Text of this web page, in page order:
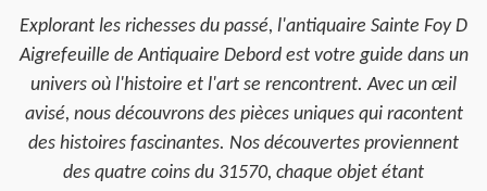
Explorant les richesses du passé, l'antiquaire Sainte Foy D
Aigrefeuille de Antiquaire Debord est votre guide dans un
univers où l'histoire et l'art se rencontrent. Avec un œil
avisé, nous découvrons des pièces uniques qui racontent
des histoires fascinantes. Nos découvertes proviennent
des quatre coins du 31570, chaque objet étant